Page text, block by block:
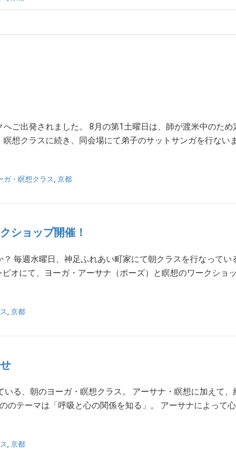
ご出発されました。 8月の第1土曜日は、師が渡米中のため
想クラスに続き、同会場にて弟子のサットサンガを行ないま
ガ・瞑想クラス, 京都
ショップ開催！
毎週水曜日、神足ふれあい町家にて朝クラスを行なってい
オにて、ヨーガ・アーサナ（ポーズ）と瞑想のワークショ
, 京都
る、朝のヨーガ・瞑想クラス。 アーサナ・瞑想に加えて、
のテーマは「呼吸と心の関係を知る」。 アーサナによって
, 京都